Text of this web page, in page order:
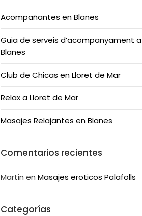
Acompañantes en Blanes
Guia de serveis d’acompanyament a
Blanes
Club de Chicas en Lloret de Mar
Relax a Lloret de Mar
Masajes Relajantes en Blanes
Comentarios recientes
Martin en Masajes eroticos Palafolls
Categorías